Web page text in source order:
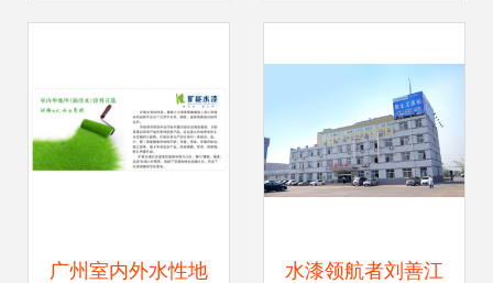
广州室内外水性地 水漆领航者刘善江